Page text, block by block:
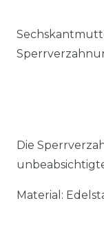
Die
Material: